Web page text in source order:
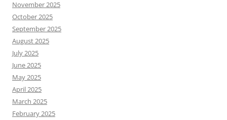
November 2025
October 2025
September 2025
August 2025
July 2025
June 2025
May 2025
April 2025
March 2025
February 2025